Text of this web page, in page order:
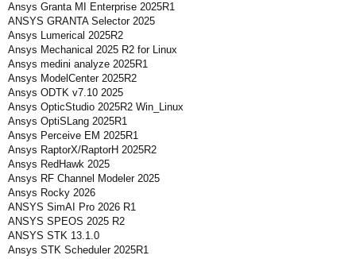
Ansys Granta MI Enterprise 2025R1
ANSYS GRANTA Selector 2025
Ansys Lumerical 2025R2
Ansys Mechanical 2025 R2 for Linux
Ansys medini analyze 2025R1
Ansys ModelCenter 2025R2
Ansys ODTK v7.10 2025
Ansys OpticStudio 2025R2 Win_Linux
Ansys OptiSLang 2025R1
Ansys Perceive EM 2025R1
Ansys RaptorX/RaptorH 2025R2
Ansys RedHawk 2025
Ansys RF Channel Modeler 2025
Ansys Rocky 2026
ANSYS SimAI Pro 2026 R1
ANSYS SPEOS 2025 R2
ANSYS STK 13.1.0
Ansys STK Scheduler 2025R1